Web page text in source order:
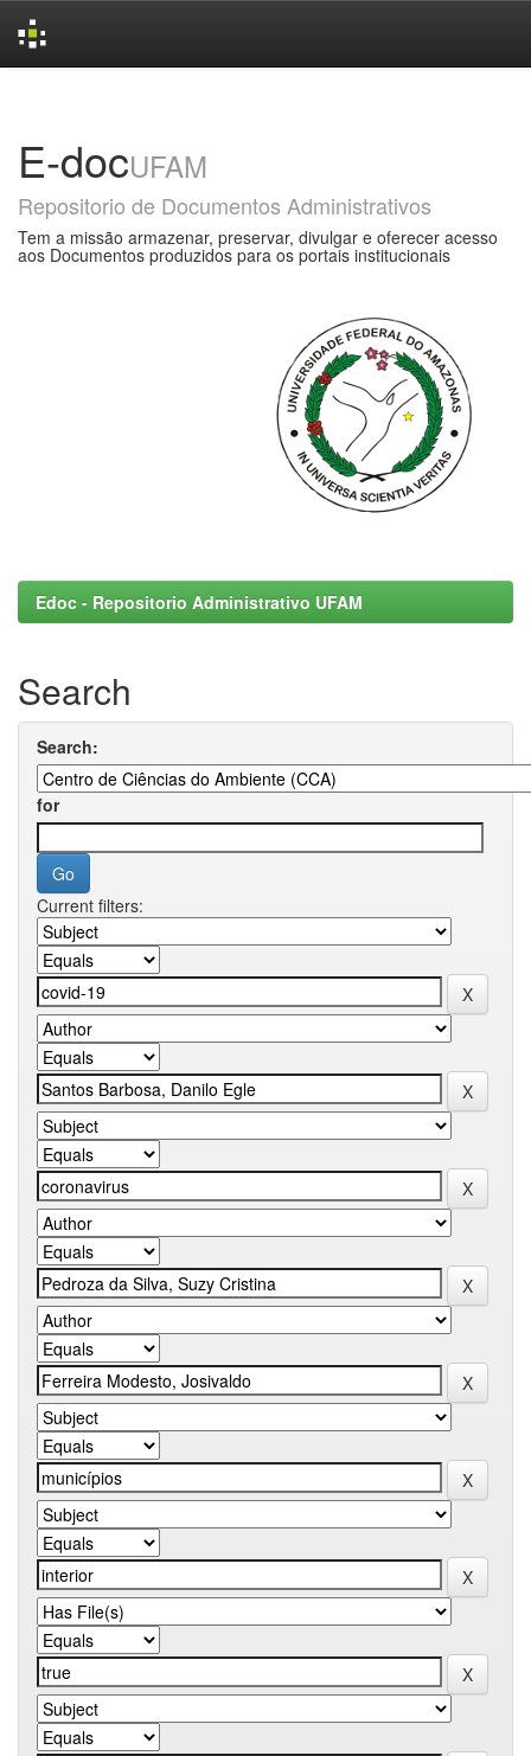
E-docUFAM
Repositorio de Documentos Administrativos
Tem a missão armazenar, preservar, divulgar e oferecer acesso
aos Documentos produzidos para os portais institucionais
Edoc - Repositorio Administrativo UFAM
Search
Search:
for
Current filters: